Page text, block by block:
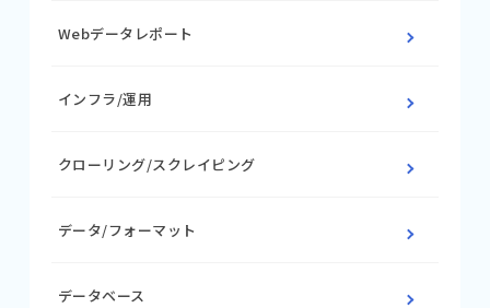
Webデータレポート
インフラ/運用
クローリング/スクレイピング
データ/フォーマット
データベース